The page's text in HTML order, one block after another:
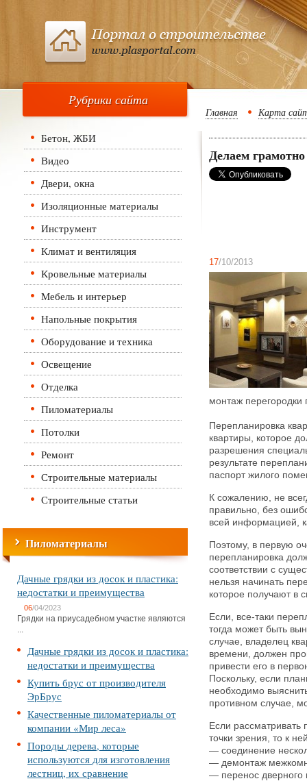
Рубрики сайта
Бетон, ЖБИ
Видео
Двери, окна
Изоляционные материалы
Инструмент
Климат и вентиляция
Кровельные материалы
Мебель и интерьер
Напольные покрытия
Оборудование и техника
Освещение
Отделка
Пиломатериалы
Потолки
Ремонт
Строительные материалы
Строительные статьи
Пиломатериалы
Дачные грядки из досок и пластика:
недостатки и преимущества
06/04/2023
Грядки на приусадебном участке являются
...
Дачные грядки из досок и пластика:
недостатки и преимущества
Купить брус от производителя
ЭрБрус
Качественные пиломатериалы от
компании «Мир леса»
Породы дерева, которые
используются для изготовления
лестниц, их сравнение
Главная Карта
Делаем
17/10/2013
монтаж перегородки
Перепланировка
квартиры, которое
разрешения
результате
паспорт жилого
К сожалению, не
правильно, без
всей информацией,
Поэтому, в первую
перепланировка
соответствии с
нельзя начинать
которое получают в
Если, все-таки
тогда может быть
случае, владелец
времени, должен
привести его в
Поскольку, если
необходимо
противном случае,
Если рассматривать
точки зрения, то к
— соединение
— демонтаж
— перенос дверного